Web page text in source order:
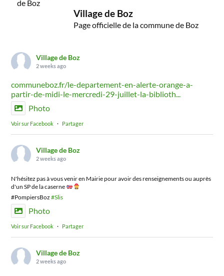
Village de Boz
Page officielle de la commune de Boz
Village de Boz
2 weeks ago
communeboz.fr/le-departement-en-alerte-orange-a-
partir-de-midi-le-mercredi-29-juillet-la-biblioth...
Photo
Voir sur Facebook · Partager
Village de Boz
2 weeks ago
N'hésitez pas à vous venir en Mairie pour avoir des renseignements ou auprès
d'un SP de la caserne
#PompiersBoz#Slis
Photo
Voir sur Facebook · Partager
Village de Boz
2 weeks ago